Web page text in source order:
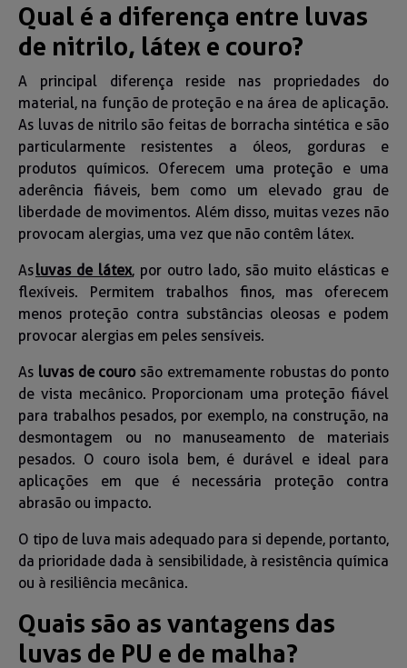
Qual é a diferença entre luvas
de nitrilo, látex e couro?
A principal diferença reside nas propriedades do
material, na função de proteção e na área de aplicação.
As luvas de nitrilo são feitas de borracha sintética e são
particularmente resistentes a óleos, gorduras e
produtos químicos. Oferecem uma proteção e uma
aderência fiáveis, bem como um elevado grau de
liberdade de movimentos. Além disso, muitas vezes não
provocam alergias, uma vez que não contêm látex.
Asluvas de látex, por outro lado, são muito elásticas e
flexíveis. Permitem trabalhos finos, mas oferecem
menos proteção contra substâncias oleosas e podem
provocar alergias em peles sensíveis.
As luvas de courosão extremamente robustas do ponto
de vista mecânico. Proporcionam uma proteção fiável
para trabalhos pesados, por exemplo, na construção, na
desmontagem ou no manuseamento de materiais
pesados. O couro isola bem, é durável e ideal para
aplicações em que é necessária proteção contra
abrasão ou impacto.
O tipo de luva mais adequado para si depende, portanto,
da prioridade dada à sensibilidade, à resistência química
ou à resiliência mecânica.
Quais são as vantagens das
luvas de PU e de malha?